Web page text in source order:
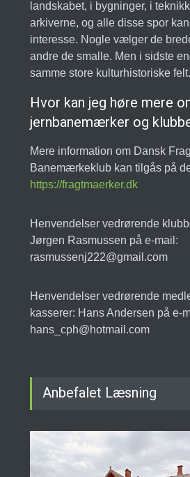
landskabet, i bygninger, i
arkiverne, og alle disse spor
interesse. Nogle vælger de
andre de smalle. Men i sidste
samme store kulturhistoriske felt.
Hvor kan jeg høre mere
jernbanemærker og
Mere information om Dansk
Banemærkeklub kan tilgås på
https://fragtmaerker.dk
Henvendelser vedrørende
Jørgen Rasmussen på e-mail:
rasmussenj222@gmail.com
Henvendelser vedrørende
kasserer: Hans Andersen på e-
hans_cph@hotmail.com
Anbefalet Læsning